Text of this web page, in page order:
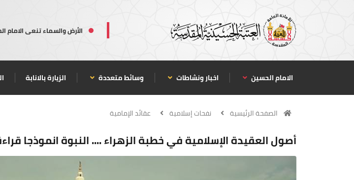
الأرض والسماء تنعى الامام
الامام الحسين اخبار ونشاطات وسائط متعددة الزيارة بالانابة
الصفحة الرئيسية نفحات إسلامية عقائد الإمامية
أصول العقيدة الإسلامية في خطبة الزهراء .... النبوة انموذجا